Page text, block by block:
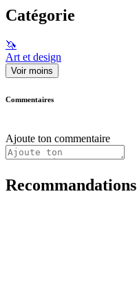
Catégorie
🦄
Art et design
Voir moins
Commentaires
Ajoute ton commentaire
Recommandations